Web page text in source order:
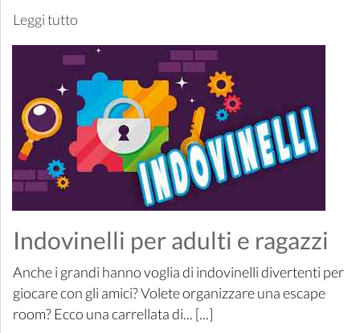
Leggi tutto
Indovinelli per adulti e ragazzi
Anche i grandi hanno voglia di indovinelli divertenti per
giocare con gli amici? Volete organizzare una escape
room? Ecco una carrellata di... [...]